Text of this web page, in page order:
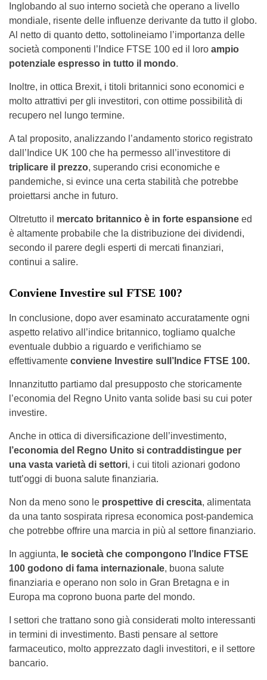
Inglobando al suo interno società che operano a livello
mondiale, risente delle influenze derivante da tutto il globo.
Al netto di quanto detto, sottolineiamo l’importanza delle
società componenti l’Indice FTSE 100 ed il loro ampio
potenziale espresso in tutto il mondo.
Inoltre, in ottica Brexit, i titoli britannici sono economici e
molto attrattivi per gli investitori, con ottime possibilità di
recupero nel lungo termine.
A tal proposito, analizzando l’andamento storico registrato
dall’Indice UK 100 che ha permesso all’investitore di
triplicare il prezzo, superando crisi economiche e
pandemiche, si evince una certa stabilità che potrebbe
proiettarsi anche in futuro.
Oltretutto il mercato britannico è in forte espansione ed
è altamente probabile che la distribuzione dei dividendi,
secondo il parere degli esperti di mercati finanziari,
continui a salire.
Conviene Investire sul FTSE 100?
In conclusione, dopo aver esaminato accuratamente ogni
aspetto relativo all’indice britannico, togliamo qualche
eventuale dubbio a riguardo e verifichiamo se
effettivamente conviene Investire sull’Indice FTSE 100.
Innanzitutto partiamo dal presupposto che storicamente
l’economia del Regno Unito vanta solide basi su cui poter
investire.
Anche in ottica di diversificazione dell’investimento,
l’economia del Regno Unito si contraddistingue per
una vasta varietà di settori, i cui titoli azionari godono
tutt’oggi di buona salute finanziaria.
Non da meno sono le prospettive di crescita, alimentata
da una tanto sospirata ripresa economica post-pandemica
che potrebbe offrire una marcia in più al settore finanziario.
In aggiunta, le società che compongono l’Indice FTSE
100 godono di fama internazionale, buona salute
finanziaria e operano non solo in Gran Bretagna e in
Europa ma coprono buona parte del mondo.
I settori che trattano sono già considerati molto interessanti
in termini di investimento. Basti pensare al settore
farmaceutico, molto apprezzato dagli investitori, e il settore
bancario.